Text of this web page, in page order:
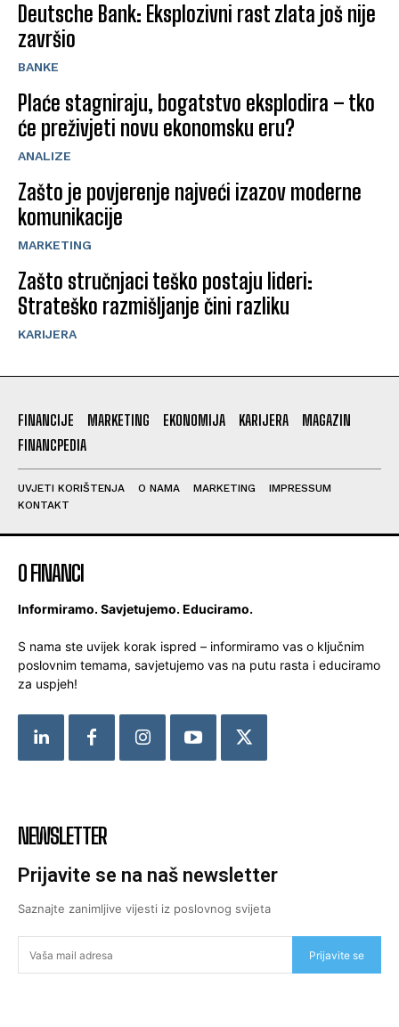
Deutsche Bank: Eksplozivni rast zlata još nije
završio
BANKE
Plaće stagniraju, bogatstvo eksplodira – tko
će preživjeti novu ekonomsku eru?
ANALIZE
Zašto je povjerenje najveći izazov moderne
komunikacije
MARKETING
Zašto stručnjaci teško postaju lideri:
Strateško razmišljanje čini razliku
KARIJERA
FINANCIJE MARKETING EKONOMIJA KARIJERA
MAGAZIN
FINANCPEDIA
UVJETI KORIŠTENJA O NAMA MARKETING
IMPRESSUM
KONTAKT
O FINANCI
Informiramo. Savjetujemo. Educiramo.
S nama ste uvijek korak ispred – informiramo vas o ključnim
poslovnim temama, savjetujemo vas na putu rasta i educiramo
za uspjeh!
NEWSLETTER
Prijavite se na naš newsletter
Saznajte zanimljive vijesti iz poslovnog svijeta
Prijavite se